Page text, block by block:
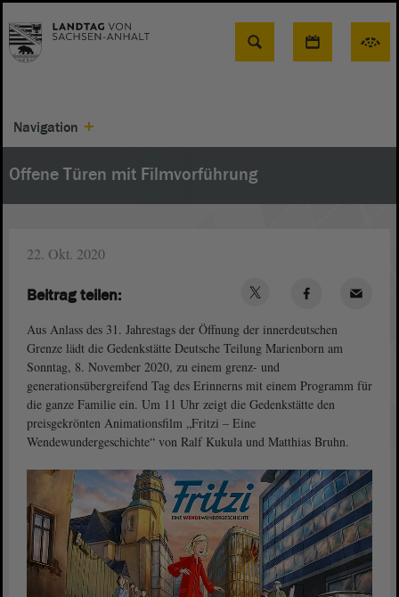
Suche
Navigation
Offene Türen mit Filmvorführung
22. Okt. 2020
Aus Anlass des 31. Jahrestags der Öffnung der innerdeutschen
Grenze lädt die Gedenkstätte Deutsche Teilung Marienborn am
Sonntag, 8. November 2020, zu einem grenz- und
generationsübergreifend Tag des Erinnerns mit einem Programm für
die ganze Familie ein. Um 11 Uhr zeigt die Gedenkstätte den
preisgekrönten Animationsfilm „Fritzi – Eine
Wendewundergeschichte“ von Ralf Kukula und Matthias Bruhn.
Beitrag teilen: